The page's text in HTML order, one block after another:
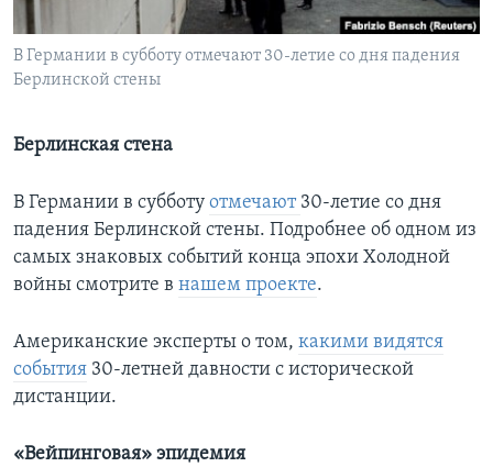
Learning English
Языки
В Германии в субботу отмечают 30-летие со дня падения
Берлинской стены
Берлинская стена
В Германии в субботу отмечают 30-летие со дня
падения Берлинской стены. Подробнее об одном из
самых знаковых событий конца эпохи Холодной
войны смотрите в нашем проекте.
Американские эксперты о том, какими видятся
события 30-летней давности с исторической
дистанции.
«Вейпинговая» эпидемия